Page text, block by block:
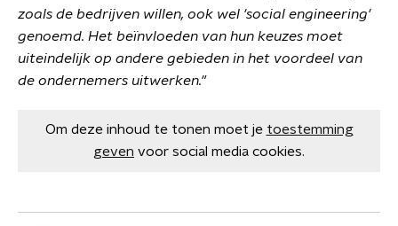
zoals de bedrijven willen, ook wel 'social engineering'
genoemd. Het beïnvloeden van hun keuzes moet
uiteindelijk op andere gebieden in het voordeel van
de ondernemers uitwerken."
Om deze inhoud te tonen moet je toestemming
geven voor social media cookies.